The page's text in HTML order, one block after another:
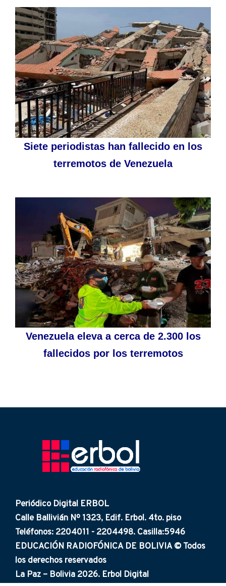
Siete periodistas han fallecido en los
terremotos de Venezuela
Venezuela eleva a cerca de 2.300 los
fallecidos por los terremotos
Periódico Digital ERBOL
Calle Ballivián Nº 1323, Edif. Erbol. 4to. piso
Teléfonos: 2204011 - 2204498. Casilla:5946
EDUCACIÓN RADIOFÓNICA DE BOLIVIA © Todos
los derechos reservados
La Paz – Bolivia 2026. Erbol Digital